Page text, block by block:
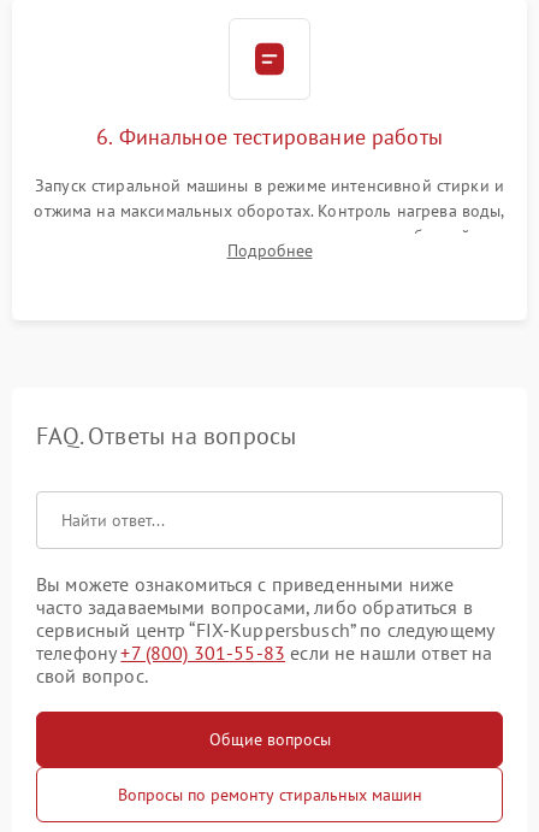
6. Финальное тестирование работы
Запуск стиральной машины в режиме интенсивной стирки и
отжима на максимальных оборотах. Контроль нагрева воды,
корректности слива, отсутствия излишних вибраций,
посторонних стуков и протечек под корпусом.
Подробнее
FAQ. Ответы на вопросы
Вы можете ознакомиться с приведенными ниже
часто задаваемыми вопросами, либо обратиться в
сервисный центр “FIX-Kuppersbusch” по следующему
телефону+7 (800) 301-55-83 если не нашли ответ на
свой вопрос.
Общие вопросы
Вопросы по ремонту стиральных машин